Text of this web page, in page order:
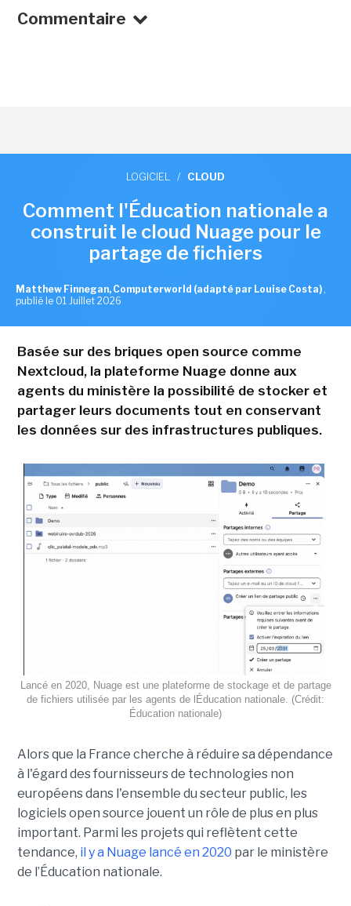
Commentaire
LOGICIEL / CLOUD
Comment l'Éducation nationale a
construit le cloud Nuage pour le
partage de fichiers
Matthew Finnegan, Computerworld (adapté par Louise Costa) ,
publié le 01 Juillet 2026
Basée sur des briques open source comme
Nextcloud, la plateforme Nuage donne aux
agents du ministère la possibilité de stocker et
partager leurs documents tout en conservant
les données sur des infrastructures publiques.
Lancé en 2020, Nuage est une plateforme de stockage et de partage
de fichiers utilisée par les agents de lÉducation nationale. (Crédit:
Éducation nationale)
Alors que la France cherche à réduire sa dépendance
à l'égard des fournisseurs de technologies non
européens dans l'ensemble du secteur public, les
logiciels open source jouent un rôle de plus en plus
important. Parmi les projets qui reflètent cette
tendance, il y a Nuage lancé en 2020 par le ministère
de l’Éducation nationale.